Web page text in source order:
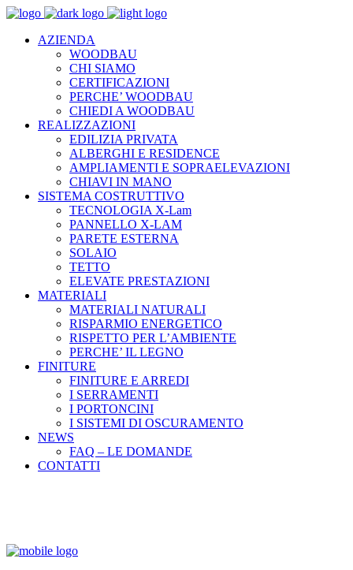
AZIENDA
WOODBAU
CHI SIAMO
CERTIFICAZIONI
PERCHE’ WOODBAU
CHIEDI A WOODBAU
REALIZZAZIONI
EDILIZIA PRIVATA
ALBERGHI E RESIDENCE
AMPLIAMENTI E SOPRAELEVAZIONI
CHIAVI IN MANO
SISTEMA COSTRUTTIVO
TECNOLOGIA X-Lam
PANNELLO X-LAM
PARETE ESTERNA
SOLAIO
TETTO
ELEVATE PRESTAZIONI
MATERIALI
MATERIALI NATURALI
RISPARMIO ENERGETICO
RISPETTO PER L’AMBIENTE
PERCHE’ IL LEGNO
FINITURE
FINITURE E ARREDI
I SERRAMENTI
I PORTONCINI
I SISTEMI DI OSCURAMENTO
NEWS
FAQ – LE DOMANDE
CONTATTI